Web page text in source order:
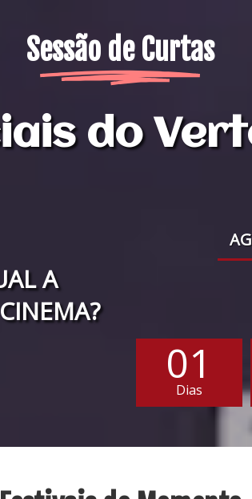
Sessão de Curtas
do
A
01
Dias